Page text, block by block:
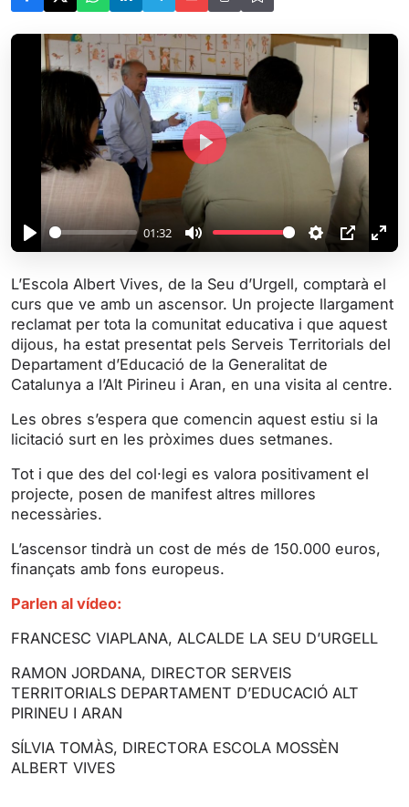
P
a
y
01:32
M
u
t
e
S
t
i
n
g
P
P
E
n
t
e
r
u
e
P
a
L’Escola Albert Vives, de la Seu d’Urgell, comptarà el
curs que ve amb un ascensor. Un projecte llargament
reclamat per tota la comunitat educativa i que aquest
dijous, ha estat presentat pels Serveis Territorials del
Departament d’Educació de la Generalitat de
Catalunya a l’Alt Pirineu i Aran, en una visita al centre.
Les obres s’espera que comencin aquest estiu si la
licitació surt en les pròximes dues setmanes.
Tot i que des del col·legi es valora positivament el
projecte, posen de manifest altres millores
necessàries.
L’ascensor tindrà un cost de més de 150.000 euros,
finançats amb fons europeus.
Parlen al vídeo:
FRANCESC VIAPLANA, ALCALDE LA SEU D’URGELL
RAMON JORDANA, DIRECTOR SERVEIS
TERRITORIALS DEPARTAMENT D’EDUCACIÓ ALT
PIRINEU I ARAN
SÍLVIA TOMÀS, DIRECTORA ESCOLA MOSSÈN
ALBERT VIVES